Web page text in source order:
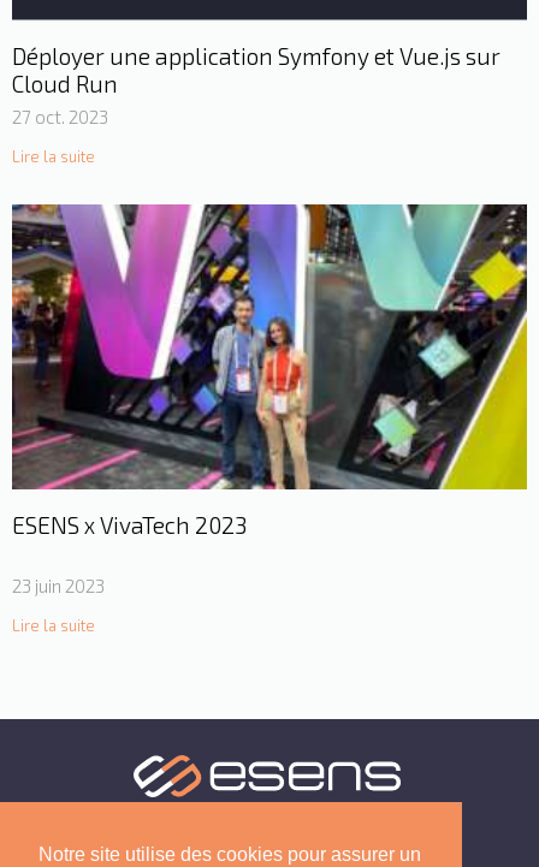
Notre site utilise des cookies pour assurer un
Déployer une application Symfony et Vue.js sur
Cloud Run
27 oct. 2023
Lire la suite
ESENS x VivaTech 2023
23 juin 2023
Lire la suite